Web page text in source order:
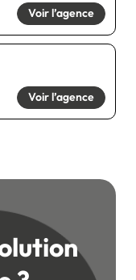
Voir l’agence
Voir l’agence